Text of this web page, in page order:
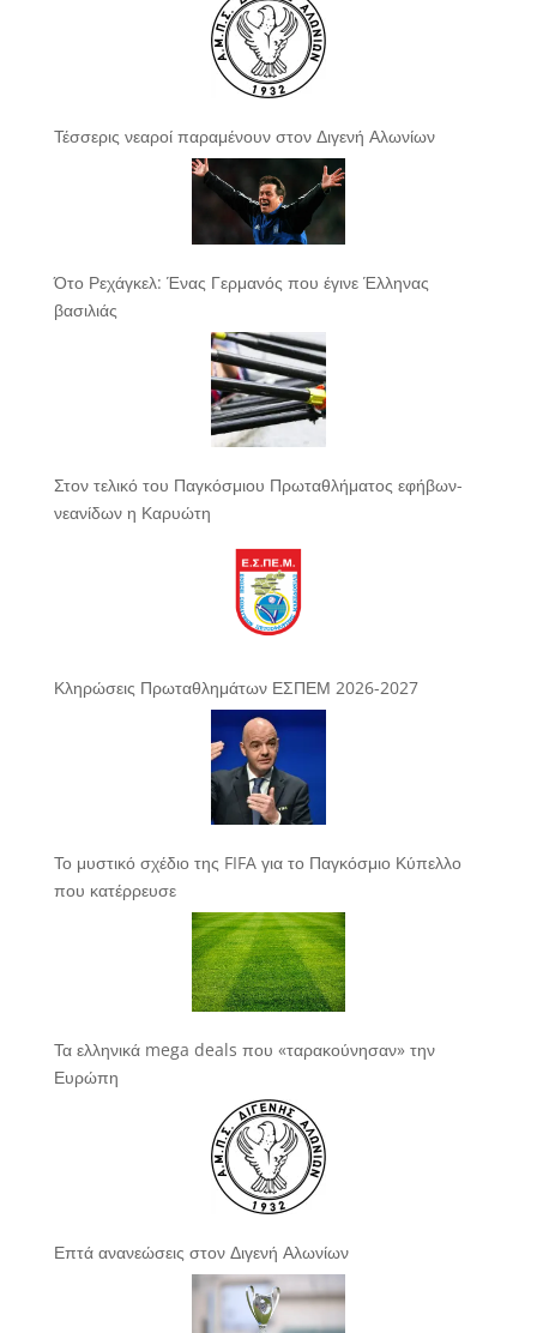
Τέσσερις νεαροί παραμένουν στον Διγενή Αλωνίων
Ότο Ρεχάγκελ: Ένας Γερμανός που έγινε Έλληνας
βασιλιάς
Στον τελικό του Παγκόσμιου Πρωταθλήματος εφήβων-
νεανίδων η Καρυώτη
Κληρώσεις Πρωταθλημάτων ΕΣΠΕΜ 2026-2027
Το μυστικό σχέδιο της FIFA για το Παγκόσμιο Κύπελλο
που κατέρρευσε
Τα ελληνικά mega deals που «ταρακούνησαν» την
Ευρώπη
Επτά ανανεώσεις στον Διγενή Αλωνίων